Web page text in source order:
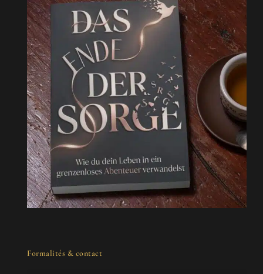
Formalités & contact